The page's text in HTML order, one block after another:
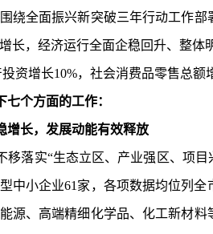
绕全面振兴新突破三年行动工作部
长，经济运行全面企稳回升、整体
资增长10%，社会消费品零售总额
个方面的工作：
增长，发展动能有效释放
移落实“生态立区、产业强区、项
中小企业61 家，各项数据均位列全
源、高端精细化学品、化工新材